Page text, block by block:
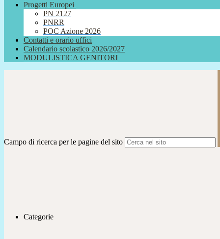
Progetti Europei
PN 2127
PNRR
POC Azione 2026
Contatti e orario uffici
Calendario scolastico 2026/2027
MODULISTICA GENITORI
Campo di ricerca per le pagine del sito
Categorie